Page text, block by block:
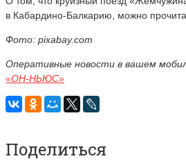
в Кабардино-Балкарию, можно
Фото: pixabay.com
Оперативные новости в вашем
«ОН-НЬЮС»
Поделиться